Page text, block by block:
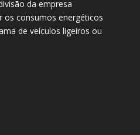
da empresa
os consumos energéticos
de veículos ligeiros ou